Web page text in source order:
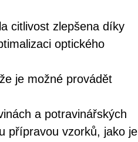
citlivost zlepšena díky
optického
je možné provádět
a potravinářských
přípravou vzorků, jako je